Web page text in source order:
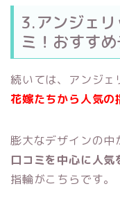
3.アンジェ
ミ！おすす
続いては、アンジ
花嫁たちから人気の
膨大なデザインの中
口コミを中心に人気
指輪がこちらです。